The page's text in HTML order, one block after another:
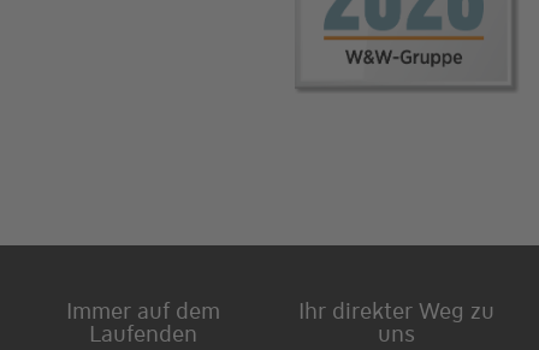
Immer auf dem
Laufenden
Ihr direkter Weg zu
uns